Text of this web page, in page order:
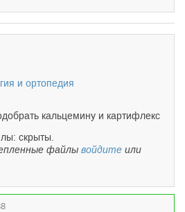
и ортопедия
кальцемину и картифлекс
скрыты.
файлы войдите или